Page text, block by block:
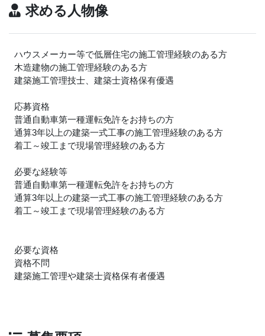
求める人物像
ハウスメーカー等で低層住宅の施工管理経験のある方
木造建物の施工管理経験のある方
建築施工管理技士、建築士資格保有優遇
応募資格
普通自動車第一種運転免許をお持ちの方
通算3年以上の建築一式工事の施工管理経験のある方
着工～竣工まで現場管理経験のある方
必要な経験等
普通自動車第一種運転免許をお持ちの方
通算3年以上の建築一式工事の施工管理経験のある方
着工～竣工まで現場管理経験のある方
必要な資格
資格不問
建築施工管理や建築士資格保有者優遇